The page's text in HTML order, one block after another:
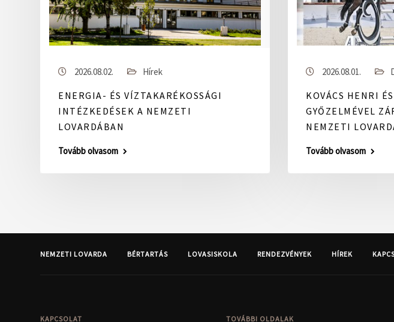
2026.08.02. Hírek
ENERGIA- ÉS VÍZTAKARÉKOSSÁGI
INTÉZKEDÉSEK A NEMZETI
LOVARDÁBAN
Tovább olvasom
2026.08.01.
KOVÁCS HENRI
GYŐZELMÉVEL
NEMZETI
Tovább olvasom
NEMZETI LOVARDA BÉRTARTÁS LOVASISKOLA RENDEZVÉNYEK HÍREK
KAPCSOLAT TOVÁBBI OLDALAK